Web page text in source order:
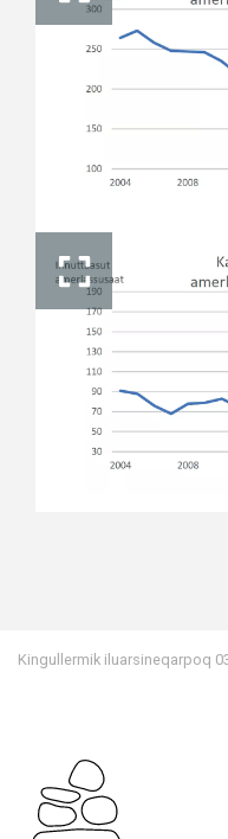
Kingullermik iluarsineqarpoq